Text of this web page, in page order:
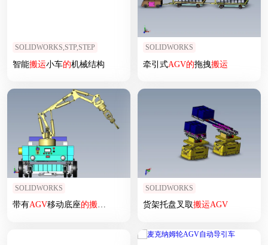
SOLIDWORKS,STP,STEP
智能搬运小车的机械结构
SOLIDWORKS
牵引式AGV的拖拽搬运
SOLIDWORKS
带有AGV移动底座的搬运
SOLIDWORKS
货架托盘叉取搬运AGV